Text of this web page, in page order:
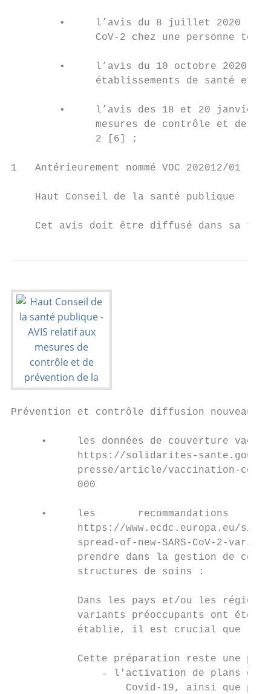
•     l’avis du 8 juillet 2020
CoV-2 chez une personne
•     l’avis du 10 octobre 2020
établissements de santé et
•     l’avis des 18 et 20 janvier
mesures de contrôle et de
              2 [6] ;
1   Antérieurement nommé VOC 202012/01
    Haut Conseil de la santé publique
Cet avis doit être diffusé dans sa
Prévention et contrôle diffusion
•     les données de couverture
https://solidarites-
presse/article/vaccination-
           000
•     les       recommandations
https://www.ecdc.europa.eu/
spread-of-new-SARS-CoV-2-
prendre dans la gestion de ces
           structures de soins :
Dans les pays et/ou les
variants préoccupants ont été
établie, il est crucial que
Cette préparation reste une
₋ l'activation de plans
Covid-19, ainsi que